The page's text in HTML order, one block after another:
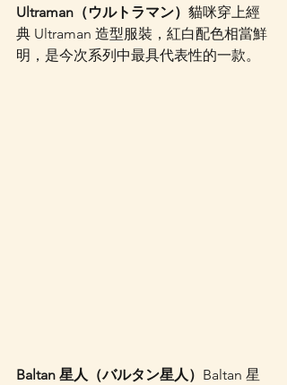
Ultraman（ウルトラマン） 貓咪穿上經
典 Ultraman 造型服裝，紅白配色相當鮮
明，是今次系列中最具代表性的一款。
Baltan 星人（バルタン星人） Baltan 星